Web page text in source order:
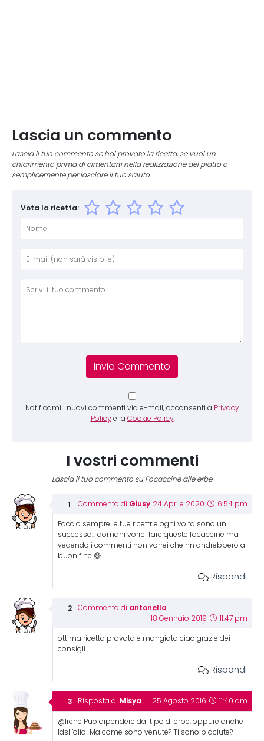
Lascia un commento
Lascia il tuo commento se hai provato la ricetta, se vuoi un
chiarimento prima di cimentarti nella realizzazione del piatto o
semplicemente per lasciare il tuo saluto.
Vota la ricetta:
Notificami i nuovi commenti via e-mail, acconsenti a Privacy
Policy e la Cookie Policy
I vostri commenti
Lascia il tuo commento su Focaccine alle erbe
Commento di Giusy 24 Aprile 2020 6:54 pm
Faccio sempre le tue ricettr e ogni volta sono un
successo… domani vorrei fare queste focaccine ma
vedendo i commenti non vorrei che nn andrebbero a
buon fine 😅
Rispondi
Commento di antonella
18 Gennaio 2019 11:47 pm
ottima ricetta provata e mangiata ciao grazie dei
consigli
Rispondi
Risposta di Misya 25 Agosto 2016 11:40 am
@Irene Puo dipendere dal tipo di erbe, oppure anche
ldsll’olio! Ma come sono venute? Ti sono piaciute?